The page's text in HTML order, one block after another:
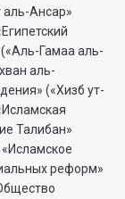
аль-Ансар»
Гамаа аль-
аль-
(«Хизб ут-
Талибан»
реформ»